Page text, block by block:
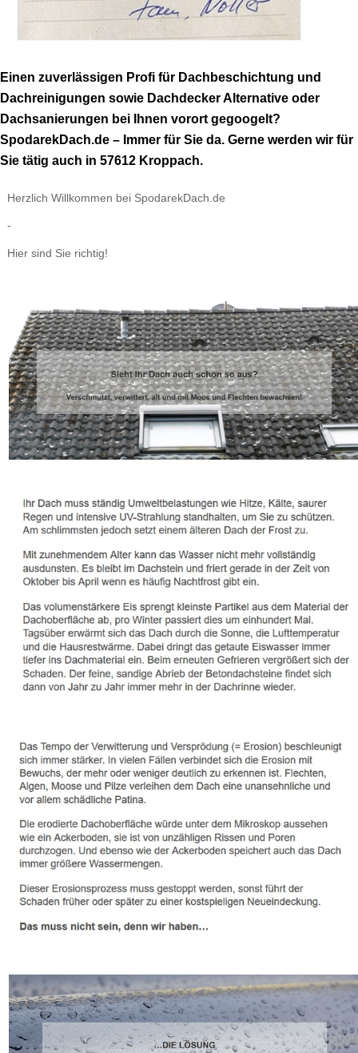
Einen zuverlässigen Profi für Dachbeschichtung und
Dachreinigungen sowie Dachdecker Alternative oder
Dachsanierungen bei Ihnen vorort gegoogelt?
SpodarekDach.de – Immer für Sie da. Gerne werden wir für
Sie tätig auch in 57612 Kroppach.
Herzlich Willkommen bei SpodarekDach.de
-
Hier sind Sie richtig!